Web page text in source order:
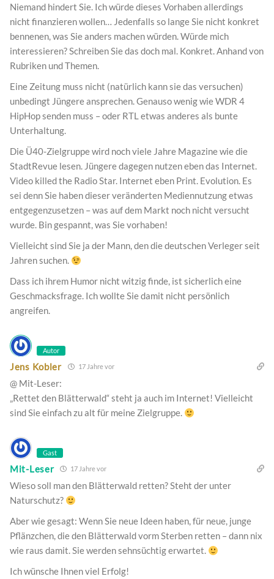
Niemand hindert Sie. Ich würde dieses Vorhaben allerdings
nicht finanzieren wollen… Jedenfalls so lange Sie nicht konkret
bennenen, was Sie anders machen würden. Würde mich
interessieren? Schreiben Sie das doch mal. Konkret. Anhand von
Rubriken und Themen.
Eine Zeitung muss nicht (natürlich kann sie das versuchen)
unbedingt Jüngere ansprechen. Genauso wenig wie WDR 4
HipHop senden muss – oder RTL etwas anderes als bunte
Unterhaltung.
Die Ü40-Zielgruppe wird noch viele Jahre Magazine wie die
StadtRevue lesen. Jüngere dagegen nutzen eben das Internet.
Video killed the Radio Star. Internet eben Print. Evolution. Es
sei denn Sie haben dieser veränderten Mediennutzung etwas
entgegenzusetzen – was auf dem Markt noch nicht versucht
wurde. Bin gespannt, was Sie vorhaben!
Vielleicht sind Sie ja der Mann, den die deutschen Verleger seit
Jahren suchen.
Dass ich ihrem Humor nicht witzig finde, ist sicherlich eine
Geschmacksfrage. Ich wollte Sie damit nicht persönlich
angreifen.
Autor
Jens Kobler 17 Jahre vor
@ Mit-Leser:
„Rettet den Blätterwald“ steht ja auch im Internet! Vielleicht
sind Sie einfach zu alt für meine Zielgruppe.
Gast
Mit-Leser 17 Jahre vor
Wieso soll man den Blätterwald retten? Steht der unter
Naturschutz?
Aber wie gesagt: Wenn Sie neue Ideen haben, für neue, junge
Pflänzchen, die den Blätterwald vorm Sterben retten – dann nix
wie raus damit. Sie werden sehnsüchtig erwartet.
Ich wünsche Ihnen viel Erfolg!